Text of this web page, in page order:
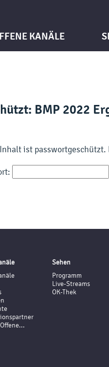
KANÄLE
BMP 2022
ist
Sehen
Programm
Live-Streams
OK-Thek